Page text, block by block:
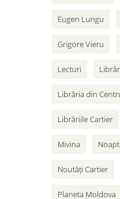
Eugen Lungu
Grigore Vieru
Lecturi
Librăria din
Librăriile Cartier
Mivina
Noutăți Cartier
Planeta Moldova